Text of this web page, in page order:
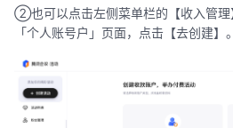
②也可以点击左侧菜单栏的【收入管理
「个人账号户」页面，点击【去创建】。